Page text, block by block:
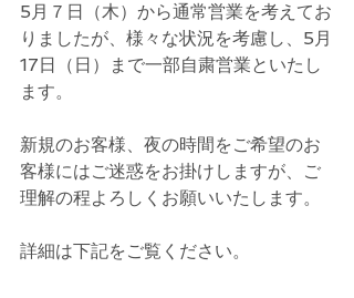
5月７日（木）から通常営業を考えてお
りましたが、様々な状況を考慮し、5月
17日（日）まで一部自粛営業といたし
ます。
新規のお客様、夜の時間をご希望のお
客様にはご迷惑をお掛けしますが、ご
理解の程よろしくお願いいたします。
詳細は下記をご覧ください。